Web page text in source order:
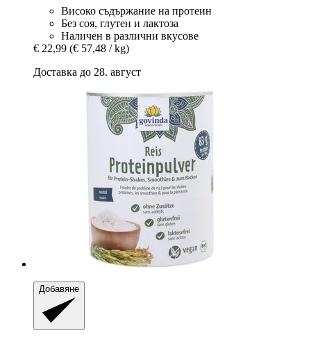
Високо съдържание на протеин
Без соя, глутен и лактоза
Наличен в различни вкусове
€ 22,99 (€ 57,48 / kg)
Доставка до 28. август
Добавяне